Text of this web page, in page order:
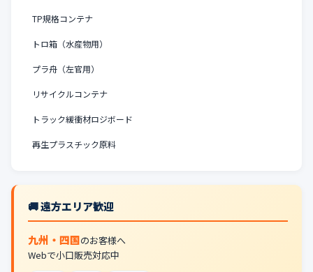
TP規格コンテナ
トロ箱（水産物用）
プラ舟（左官用）
リサイクルコンテナ
トラック緩衝材ロジボード
再生プラスチック原料
🚚 遠方エリア歓迎
九州・四国のお客様へ
Webで小口販売対応中